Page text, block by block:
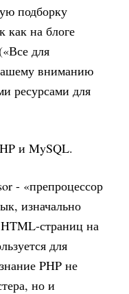
подборку
как на блоге
для
вниманию
ресурсами для
и MySQL.
- «препроцессор
изначально
страниц на
для
PHP не
но и